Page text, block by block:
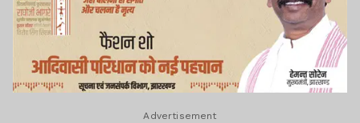
Advertisement